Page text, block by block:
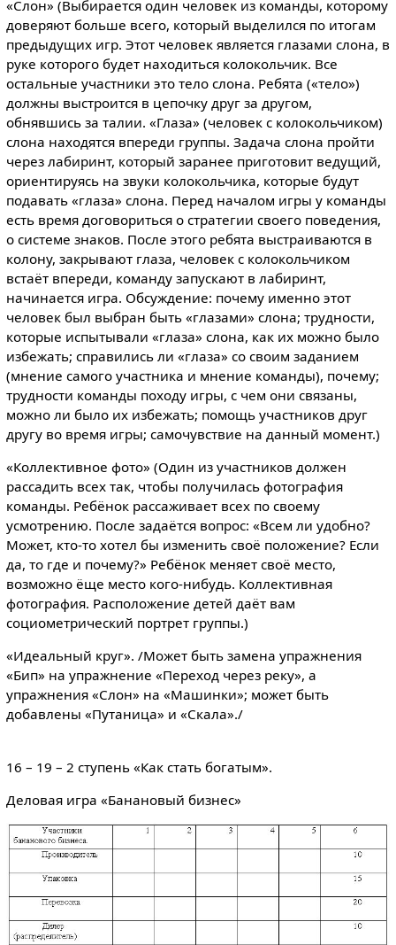
«Слон» (Выбирается один человек из команды, которому
доверяют больше всего, который выделился по итогам
предыдущих игр. Этот человек является глазами слона, в
руке которого будет находиться колокольчик. Все
остальные участники это тело слона. Ребята («тело»)
должны выстроится в цепочку друг за другом,
обнявшись за талии. «Глаза» (человек с колокольчиком)
слона находятся впереди группы. Задача слона пройти
через лабиринт, который заранее приготовит ведущий,
ориентируясь на звуки колокольчика, которые будут
подавать «глаза» слона. Перед началом игры у команды
есть время договориться о стратегии своего поведения,
о системе знаков. После этого ребята выстраиваются в
колону, закрывают глаза, человек с колокольчиком
встаёт впереди, команду запускают в лабиринт,
начинается игра. Обсуждение: почему именно этот
человек был выбран быть «глазами» слона; трудности,
которые испытывали «глаза» слона, как их можно было
избежать; справились ли «глаза» со своим заданием
(мнение самого участника и мнение команды), почему;
трудности команды походу игры, с чем они связаны,
можно ли было их избежать; помощь участников друг
другу во время игры; самочувствие на данный момент.)
«Коллективное фото» (Один из участников должен
рассадить всех так, чтобы получилась фотография
команды. Ребёнок рассаживает всех по своему
усмотрению. После задаётся вопрос: «Всем ли удобно?
Может, кто-то хотел бы изменить своё положение? Если
да, то где и почему?» Ребёнок меняет своё место,
возможно ёще место кого-нибудь. Коллективная
фотография. Расположение детей даёт вам
социометрический портрет группы.)
«Идеальный круг». /Может быть замена упражнения
«Бип» на упражнение «Переход через реку», а
упражнения «Слон» на «Машинки»; может быть
добавлены «Путаница» и «Скала»./
16 – 19 – 2 ступень «Как стать богатым».
Деловая игра «Банановый бизнес»